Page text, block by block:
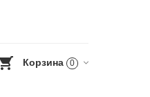
Корзина 0